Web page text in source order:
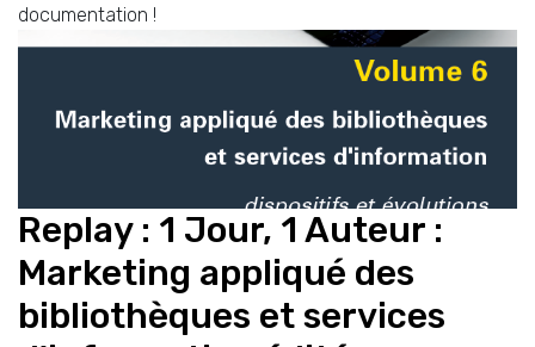
documentation !
Replay : 1 Jour, 1 Auteur :
Marketing appliqué des
bibliothèques et services